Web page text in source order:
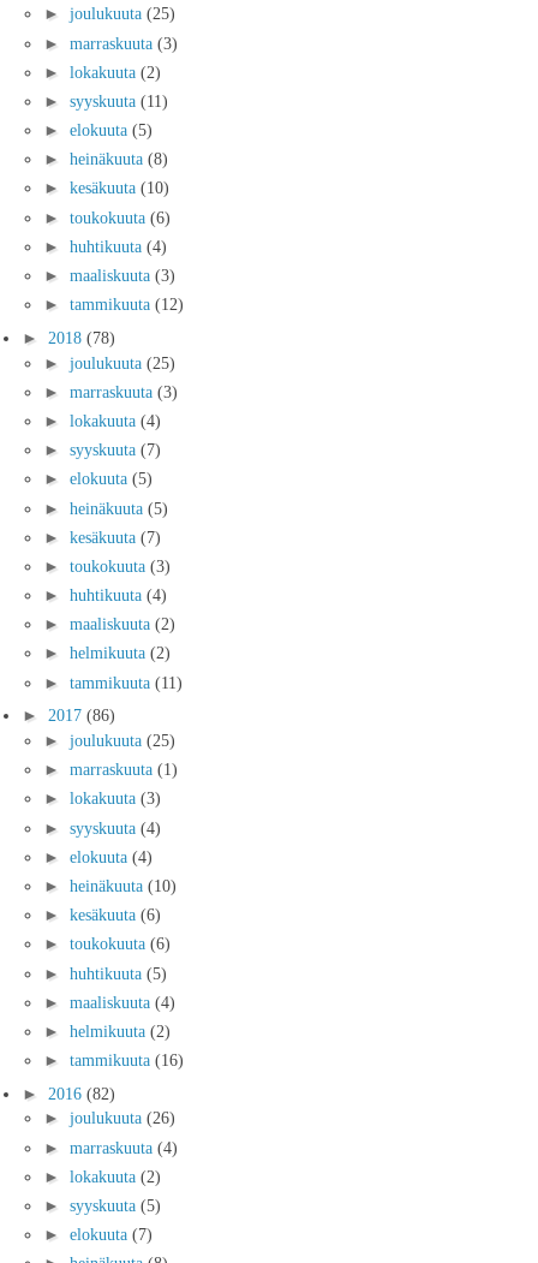
► joulukuuta (25)
► marraskuuta (3)
► lokakuuta (2)
► syyskuuta (11)
► elokuuta (5)
► heinäkuuta (8)
► kesäkuuta (10)
► toukokuuta (6)
► huhtikuuta (4)
► maaliskuuta (3)
► tammikuuta (12)
► 2018 (78)
► joulukuuta (25)
► marraskuuta (3)
► lokakuuta (4)
► syyskuuta (7)
► elokuuta (5)
► heinäkuuta (5)
► kesäkuuta (7)
► toukokuuta (3)
► huhtikuuta (4)
► maaliskuuta (2)
► helmikuuta (2)
► tammikuuta (11)
► 2017 (86)
► joulukuuta (25)
► marraskuuta (1)
► lokakuuta (3)
► syyskuuta (4)
► elokuuta (4)
► heinäkuuta (10)
► kesäkuuta (6)
► toukokuuta (6)
► huhtikuuta (5)
► maaliskuuta (4)
► helmikuuta (2)
► tammikuuta (16)
► 2016 (82)
► joulukuuta (26)
► marraskuuta (4)
► lokakuuta (2)
► syyskuuta (5)
► elokuuta (7)